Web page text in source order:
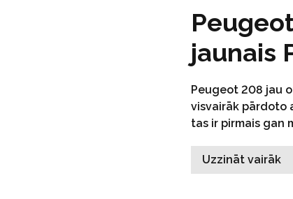
jaunais
Peugeot 208 jau
visvairāk pārdoto
tas ir pirmais gan
Uzzināt vairāk